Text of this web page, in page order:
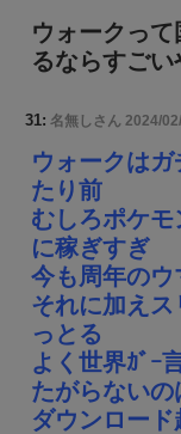
ウォークっ
るならすご
31: 名無しさん 2024/
ウォークは
たり前
むしろポケ
に稼ぎすぎ
今も周年のウ
それに加え
っとる
よく世界ｶﾞｰ
たがらない
ダウンロー